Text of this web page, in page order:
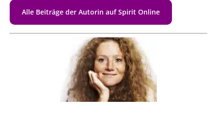
Alle Beiträge der Autorin auf Spirit Online